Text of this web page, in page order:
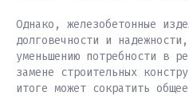
Однако, железобетонные
долговечности и
уменьшению потребности в
замене строительных
итоге может сократить